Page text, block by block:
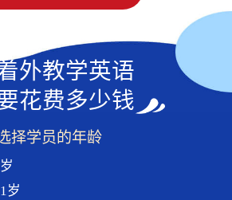
外教学英语
花费多少钱
择学员的年龄
岁